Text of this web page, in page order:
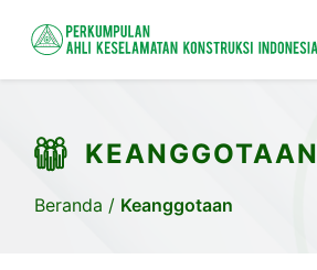
KEANGGOTAAN
Beranda / Keanggotaan